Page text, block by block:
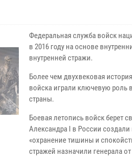
Федеральная служба войск
в 2016 году на основе
внутренней стражи.
Более чем двухвековая
войска играли ключевую роль
страны.
Боевая летопись войск берет
Александра I в России
«охранение тишины и
стражей назначили генерала